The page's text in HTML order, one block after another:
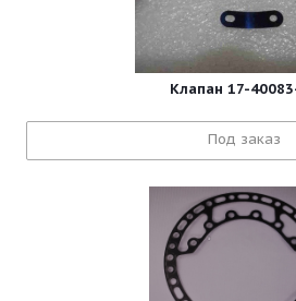
Клапан 17-
Под заказ